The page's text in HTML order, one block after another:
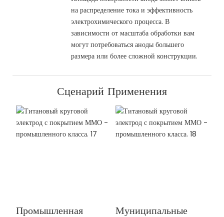
на распределение тока и эффективность
электрохимического процесса. В
зависимости от масштаба обработки вам
могут потребоваться аноды большего
размера или более сложной конструкции.
Сценарий Применения
Промышленная
Муниципальные